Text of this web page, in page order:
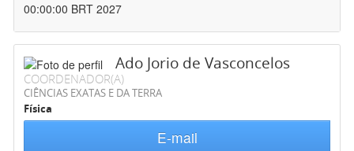
00:00:00 BRT 2027
Ado Jorio de Vasconcelos
COORDENADOR(A)
CIÊNCIAS EXATAS E DA TERRA
Física
E-mail